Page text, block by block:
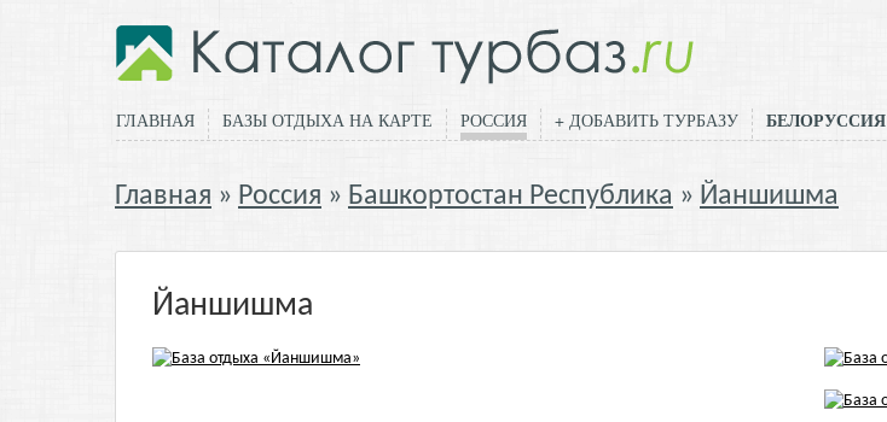
ГЛАВНАЯ БАЗЫ ОТДЫХА НА КАРТЕ РОССИЯ + ДОБАВИТЬ ТУРБАЗУ БЕЛОРУССИЯ
Главная Россия Башкортостан Республика Йаншишма
Йаншишма